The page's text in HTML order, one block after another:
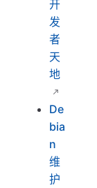
开
发
者
天
地
De
bia
n
维
护